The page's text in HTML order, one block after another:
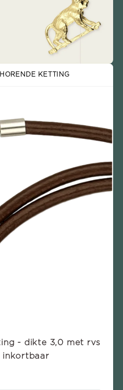
KETTING
- dikte 3,0 met rvs
inkortbaar